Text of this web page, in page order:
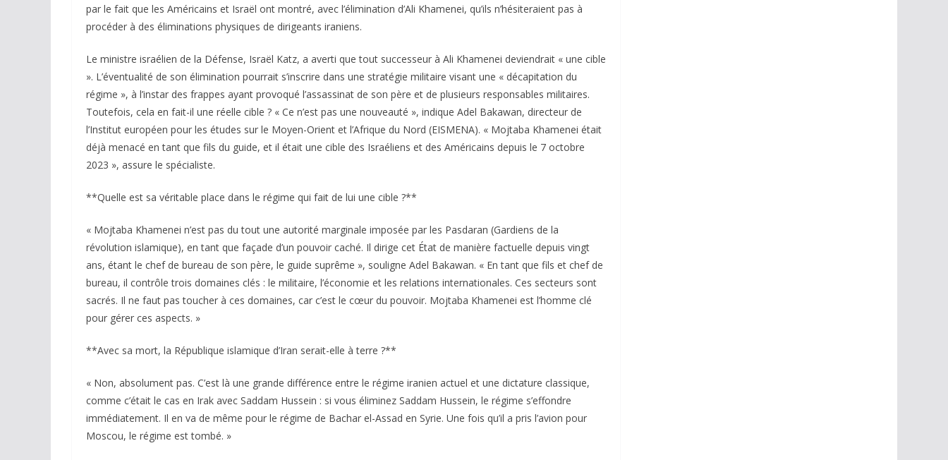
par le fait que les Américains et Israël ont montré, avec l’élimination d’Ali Khamenei, qu’ils n’hésiteraient pas à
procéder à des éliminations physiques de dirigeants iraniens.
Le ministre israélien de la Défense, Israël Katz, a averti que tout successeur à Ali Khamenei deviendrait « une cible
». L’éventualité de son élimination pourrait s’inscrire dans une stratégie militaire visant une « décapitation du
régime », à l’instar des frappes ayant provoqué l’assassinat de son père et de plusieurs responsables militaires.
Toutefois, cela en fait-il une réelle cible ? « Ce n’est pas une nouveauté », indique Adel Bakawan, directeur de
l’Institut européen pour les études sur le Moyen-Orient et l’Afrique du Nord (EISMENA). « Mojtaba Khamenei était
déjà menacé en tant que fils du guide, et il était une cible des Israéliens et des Américains depuis le 7 octobre
2023 », assure le spécialiste.
**Quelle est sa véritable place dans le régime qui fait de lui une cible ?**
« Mojtaba Khamenei n’est pas du tout une autorité marginale imposée par les Pasdaran (Gardiens de la
révolution islamique), en tant que façade d’un pouvoir caché. Il dirige cet État de manière factuelle depuis vingt
ans, étant le chef de bureau de son père, le guide suprême », souligne Adel Bakawan. « En tant que fils et chef de
bureau, il contrôle trois domaines clés : le militaire, l’économie et les relations internationales. Ces secteurs sont
sacrés. Il ne faut pas toucher à ces domaines, car c’est le cœur du pouvoir. Mojtaba Khamenei est l’homme clé
pour gérer ces aspects. »
**Avec sa mort, la République islamique d’Iran serait-elle à terre ?**
« Non, absolument pas. C’est là une grande différence entre le régime iranien actuel et une dictature classique,
comme c’était le cas en Irak avec Saddam Hussein : si vous éliminez Saddam Hussein, le régime s’effondre
immédiatement. Il en va de même pour le régime de Bachar el-Assad en Syrie. Une fois qu’il a pris l’avion pour
Moscou, le régime est tombé. »